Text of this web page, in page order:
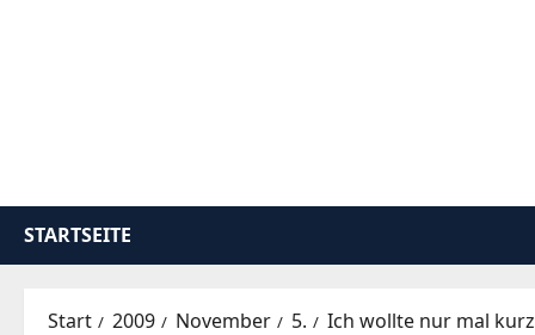
STARTSEITE
Start 2009 November 5. Ich wollte nur mal